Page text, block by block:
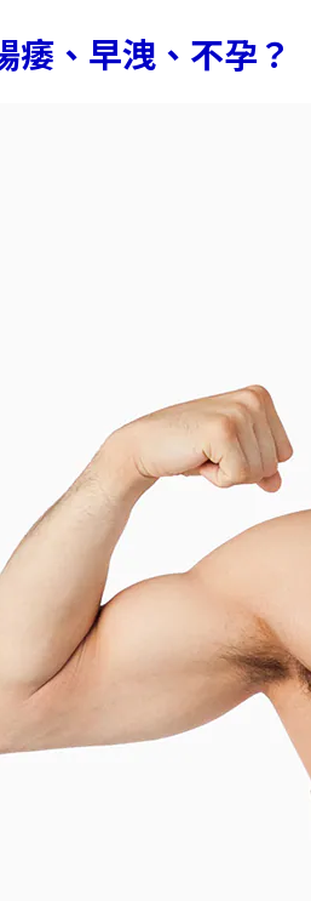
痿、早洩、不孕？